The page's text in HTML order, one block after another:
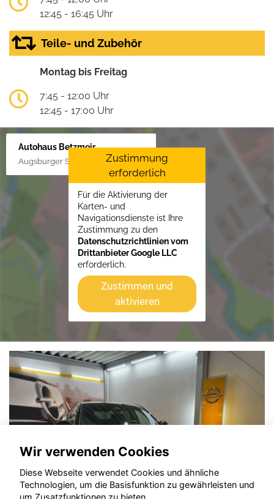
12:45 - 16:45 Uhr
Teile- und Zubehör
Montag bis Freitag
7:45 - 12:00 Uhr
12:45 - 17:00 Uhr
Autohaus Betzmeir
Augsburger Str. 33, 86551 Aichach
Zustimmung
erforderlich
Für die Aktivierung der
Karten- und
Navigationsdienste ist Ihre
Zustimmung zu den
Datenschutzrichtlinien vom
Drittanbieter Google LLC
erforderlich.
Zustimmen und
aktivieren
Wir verwenden Cookies
Diese Webseite verwendet Cookies und ähnliche
Technologien, um die Basisfunktion zu gewährleisten und
um Zusatzfunktionen zu bieten.